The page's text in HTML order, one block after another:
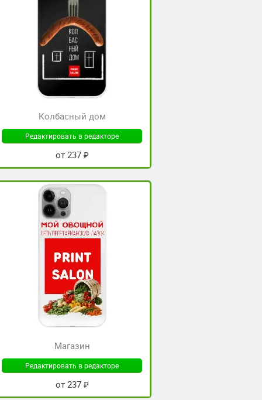
Колбасный дом
Редактировать в редакторе
от 237 ₽
Магазин
Редактировать в редакторе
от 237 ₽